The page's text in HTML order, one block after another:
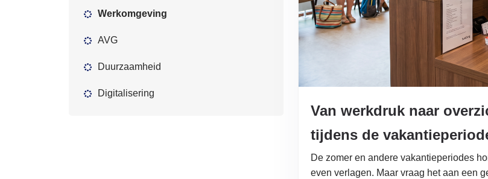
Werkomgeving
AVG
Duurzaamheid
Digitalisering
Van werkdruk naar
tijdens de
De zomer en andere vakantieperiodes
even verlagen. Maar vraag het aan een